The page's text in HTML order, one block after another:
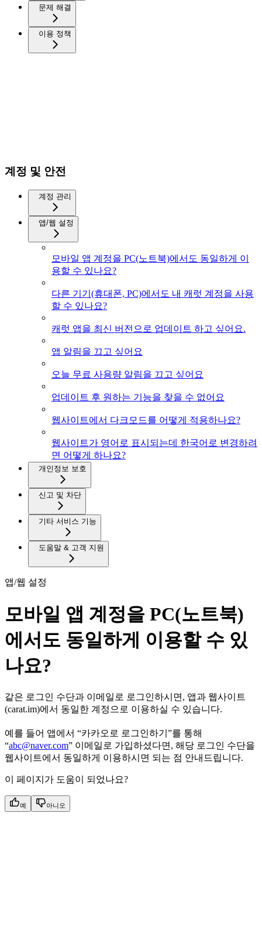
문제 해결
이용 정책
계정 및 안전
계정 관리
앱/웹 설정
모바일 앱 계정을 PC(노트북)에서도 동일하게 이
용할 수 있나요?
다른 기기(휴대폰, PC)에서도 내 캐럿 계정을 사용
할 수 있나요?
캐럿 앱을 최신 버전으로 업데이트 하고 싶어요.
앱 알림을 끄고 싶어요
오늘 무료 사용량 알림을 끄고 싶어요
업데이트 후 원하는 기능을 찾을 수 없어요
웹사이트에서 다크모드를 어떻게 적용하나요?
웹사이트가 영어로 표시되는데 한국어로 변경하려
면 어떻게 하나요?
개인정보 보호
신고 및 차단
기타 서비스 기능
도움말 & 고객 지원
앱/웹 설정
모바일 앱 계정을 PC(노트북)
에서도 동일하게 이용할 수 있
나요?
같은 로그인 수단과 이메일로 로그인하시면, 앱과 웹사이트
(carat.im)에서 동일한 계정으로 이용하실 수 있습니다.
예를 들어 앱에서 “카카오로 로그인하기”를 통해
“abc@naver.com” 이메일로 가입하셨다면, 해당 로그인 수단을
웹사이트에서 동일하게 이용하시면 되는 점 안내드립니다.
이 페이지가 도움이 되었나요?
예 아니오